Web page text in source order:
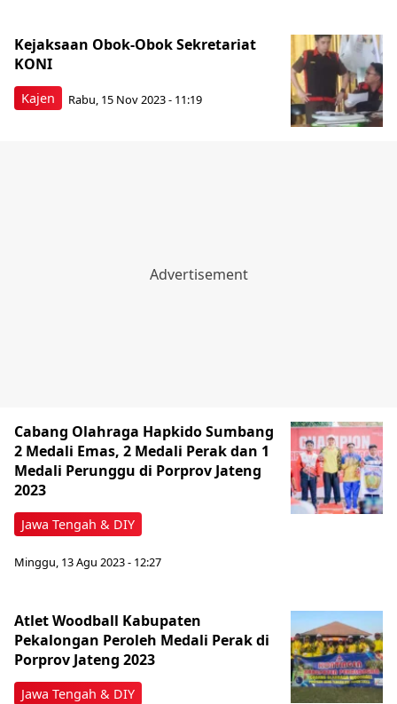
Kajen
Kejaksaan Obok-Obok Sekretariat
KONI
Rabu, 15 Nov 2023 - 11:19
Jawa Tengah & DIY
Cabang Olahraga Hapkido Sumbang
2 Medali Emas, 2 Medali Perak dan 1
Medali Perunggu di Porprov Jateng
2023
Minggu, 13 Agu 2023 - 12:27
Jawa Tengah & DIY
Atlet Woodball Kabupaten
Pekalongan Peroleh Medali Perak di
Porprov Jateng 2023